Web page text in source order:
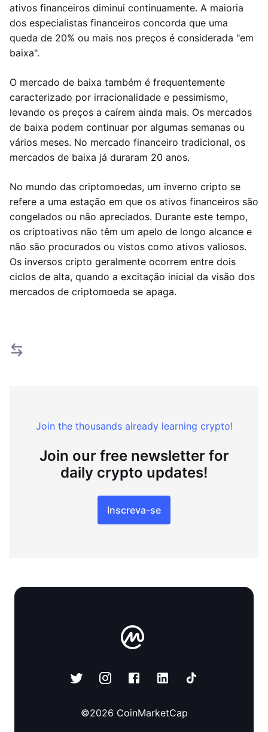
ativos financeiros diminui continuamente. A maioria
dos especialistas financeiros concorda que uma
queda de 20% ou mais nos preços é considerada "em
baixa".
O mercado de baixa também é frequentemente
caracterizado por irracionalidade e pessimismo,
levando os preços a caírem ainda mais. Os mercados
de baixa podem continuar por algumas semanas ou
vários meses. No mercado financeiro tradicional, os
mercados de baixa já duraram 20 anos.
No mundo das criptomoedas, um inverno cripto se
refere a uma estação em que os ativos financeiros são
congelados ou não apreciados. Durante este tempo,
os criptoativos não têm um apelo de longo alcance e
não são procurados ou vistos como ativos valiosos.
Os inversos cripto geralmente ocorrem entre dois
ciclos de alta, quando a excitação inicial da visão dos
mercados de criptomoeda se apaga.
Join the thousands already learning crypto!
Join our free newsletter for
daily crypto updates!
Inscreva-se
©2026 CoinMarketCap